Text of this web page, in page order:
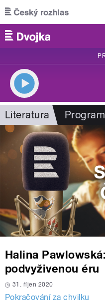
Přejít k hlavnímu obsahu
Literatura Program
Halina
podvyživenou éru
31. říjen 2020
Pokračování za chvilku